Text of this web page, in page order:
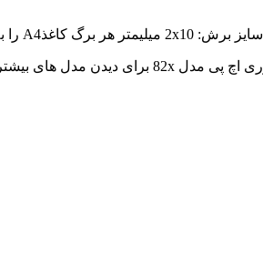
سایز برش:
2x10 میلیمتر هر برگ کاغذA4 را
برای دیدن مدل های